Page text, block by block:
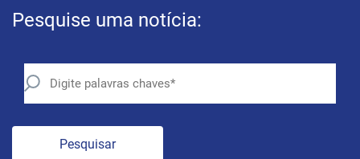
Pesquise uma notícia:
Pesquisar